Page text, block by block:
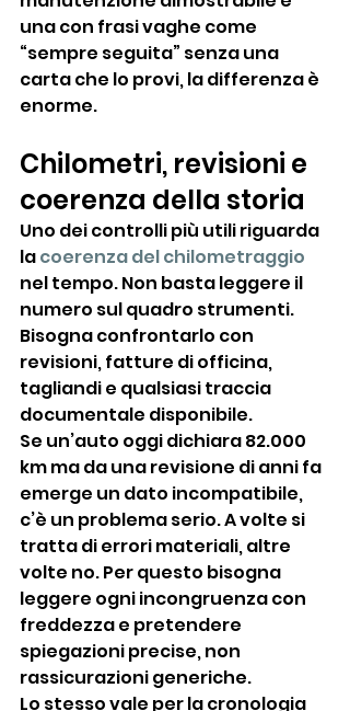
una con frasi vaghe come
“sempre seguita” senza una
carta che lo provi, la differenza è
enorme.
Chilometri, revisioni e
coerenza della storia
Uno dei controlli più utili riguarda
la coerenza del chilometraggio
nel tempo. Non basta leggere il
numero sul quadro strumenti.
Bisogna confrontarlo con
revisioni, fatture di officina,
tagliandi e qualsiasi traccia
documentale disponibile.
Se un’auto oggi dichiara 82.000
km ma da una revisione di anni fa
emerge un dato incompatibile,
c’è un problema serio. A volte si
tratta di errori materiali, altre
volte no. Per questo bisogna
leggere ogni incongruenza con
freddezza e pretendere
spiegazioni precise, non
rassicurazioni generiche.
Lo stesso vale per la cronologia